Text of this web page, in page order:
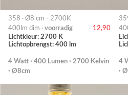
358 · Ø8 cm - 2700K
400lm dim · voorradig
12,90
Lichtkleur: 2700 K
Lichtopbrengst: 400 lm
4 Watt · 400 Lumen · 2700 Kelvin
· Ø8cm
4
·